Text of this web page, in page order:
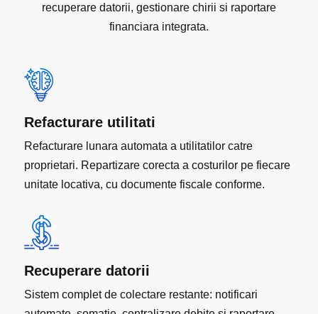
recuperare datorii, gestionare chirii si raportare
financiara integrata.
Refacturare utilitati
Refacturare lunara automata a utilitatilor catre
proprietari. Repartizare corecta a costurilor pe fiecare
unitate locativa, cu documente fiscale conforme.
Recuperare datorii
Sistem complet de colectare restante: notificari